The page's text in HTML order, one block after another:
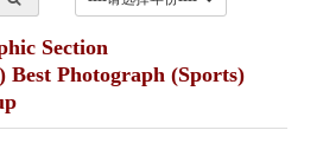
Section
Best Photograph (Sports)